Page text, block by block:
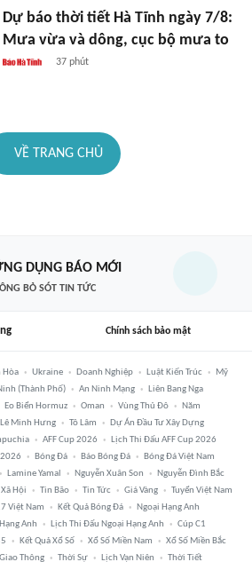
Dự báo thời tiết Hà Tĩnh ngày 7/8:
Mưa vừa và dông, cục bộ mưa to
37 phút
VỀ TRANG CHỦ
DỤNG BÁO MỚI
BỎ SÓT TIN TỨC
Chính sách bảo mật
Hòa Ukraine Doanh Nghiệp Luật Kiến Trúc
Mỹ
(thành Phố) An Ninh Mạng
Liên Bang Nga
Eo Biển Hormuz Oman Vùng Thủ Đô
Năm
Lê Minh Hưng Tô Lâm
Dự Án Đầu Tư Xây Dựng
AFF Cup 2026
Lịch Thi Đấu AFF Cup 2026
2026
Bóng Đá Báo Bóng Đá
Bóng Đá Việt Nam
Lamine Yamal Nguyễn Xuân Son
Nguyễn Đình Bắc
Xã Hội Tin Bão Tin Tức Giá Vàng
Tuyển Việt Nam
Việt Nam Kết Quả Bóng Đá
Ngoại Hạng Anh
Anh
Lịch Thi Đấu Ngoại Hạng Anh
Cúp C1
Kết Quả Xổ Số Xổ Số Miền Nam
Xổ Số Miền Bắc
Giao Thông Thời Sự Lịch Vạn Niên Thời Tiết